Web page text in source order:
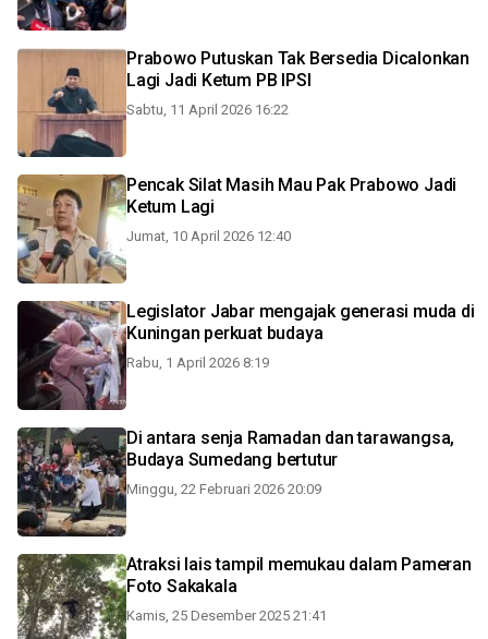
Prabowo Putuskan Tak Bersedia Dicalonkan
Lagi Jadi Ketum PB IPSI
Sabtu, 11 April 2026 16:22
Pencak Silat Masih Mau Pak Prabowo Jadi
Ketum Lagi
Jumat, 10 April 2026 12:40
Legislator Jabar mengajak generasi muda di
Kuningan perkuat budaya
Rabu, 1 April 2026 8:19
Di antara senja Ramadan dan tarawangsa,
Budaya Sumedang bertutur
Minggu, 22 Februari 2026 20:09
Atraksi lais tampil memukau dalam Pameran
Foto Sakakala
Kamis, 25 Desember 2025 21:41